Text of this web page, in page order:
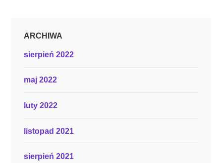
ARCHIWA
sierpień 2022
maj 2022
luty 2022
listopad 2021
sierpień 2021